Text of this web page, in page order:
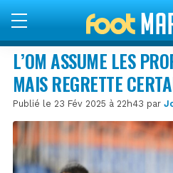
L’OM ASSUME LES
MAIS REGRETTE
Publié le 23 Fév 2025 à 22h43 par